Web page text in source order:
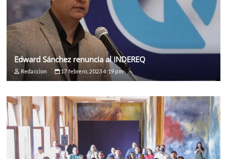
Edward Sánchez renuncia al INDEREQ
Redaccion 17 febrero, 2023 4:19 pm